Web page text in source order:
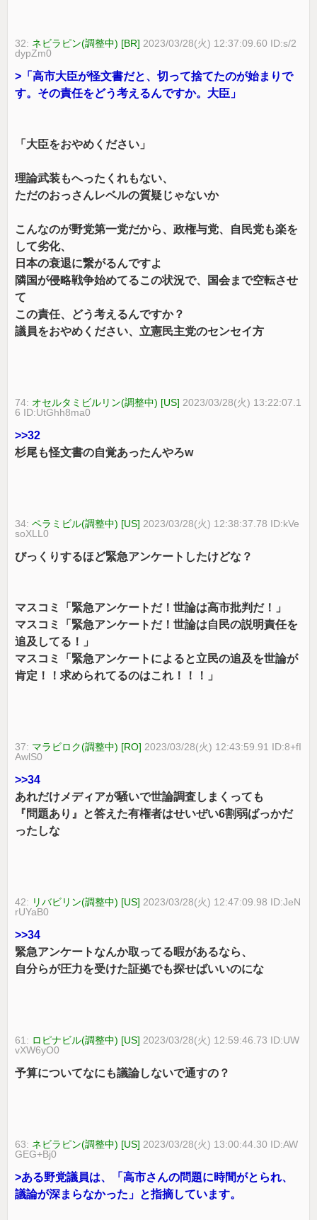
32: ネビラピン(調整中) [BR] 2023/03/28(火) 12:37:09.60 ID:s/2
dypZm0
>「高市大臣が怪文書だと、切って捨てたのが始まりで
す。その責任をどう考えるんですか。大臣」
「大臣をおやめください」
理論武装もへったくれもない、
ただのおっさんレベルの質疑じゃないか
こんなのが野党第一党だから、政権与党、自民党も楽を
して劣化、
日本の衰退に繋がるんですよ
隣国が侵略戦争始めてるこの状況で、国会まで空転させ
て
この責任、どう考えるんですか？
議員をおやめください、立憲民主党のセンセイ方
74: オセルタミビルリン(調整中) [US] 2023/03/28(火) 13:22:07.1
6 ID:UtGhh8ma0
>>32
杉尾も怪文書の自覚あったんやろw
34:ペラミビル(調整中) [US] 2023/03/28(火) 12:38:37.78 ID:kVe
soXLL0
びっくりするほど緊急アンケートしたけどな？
マスコミ「緊急アンケートだ！世論は高市批判だ！」
マスコミ「緊急アンケートだ！世論は自民の説明責任を
追及してる！」
マスコミ「緊急アンケートによると立民の追及を世論が
肯定！！求められてるのはこれ！！！」
37: マラビロク(調整中) [RO] 2023/03/28(火) 12:43:59.91 ID:8+fI
AwlS0
>>34
あれだけメディアが騒いで世論調査しまくっても
『問題あり』と答えた有権者はせいぜい6割弱ばっかだ
ったしな
42: リバビリン(調整中) [US] 2023/03/28(火) 12:47:09.98 ID:JeN
rUYaB0
>>34
緊急アンケートなんか取ってる暇があるなら、
自分らが圧力を受けた証拠でも探せばいいのにな
61: ロピナビル(調整中) [US] 2023/03/28(火) 12:59:46.73 ID:UW
vXW6yO0
予算についてなにも議論しないで通すの？
63: ネビラピン(調整中) [US] 2023/03/28(火) 13:00:44.30 ID:AW
GEG+Bj0
>ある野党議員は、「高市さんの問題に時間がとられ、
議論が深まらなかった」と指摘しています。